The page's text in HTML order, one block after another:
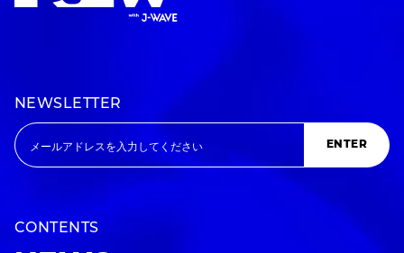
NEWSLETTER
ENTER
CONTENTS